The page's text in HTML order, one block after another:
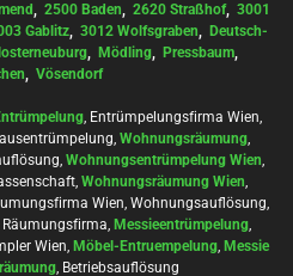
, 2500 Baden, 2620 Straßhof, 3001
Gablitz, 3012 Wolfsgraben, Deutsch-
, Mödling, Pressbaum,
, Vösendorf
, Entrümpelungsfirma Wien,
Wohnungsräumung,
Wohnungsentrümpelung Wien,
Wohnungsräumung Wien,
Wien, Wohnungsauflösung,
Räumungsfirma, Messieentrümpelung,
Wien, Möbel-Entruempelung, Messie
, Betriebsauflösung